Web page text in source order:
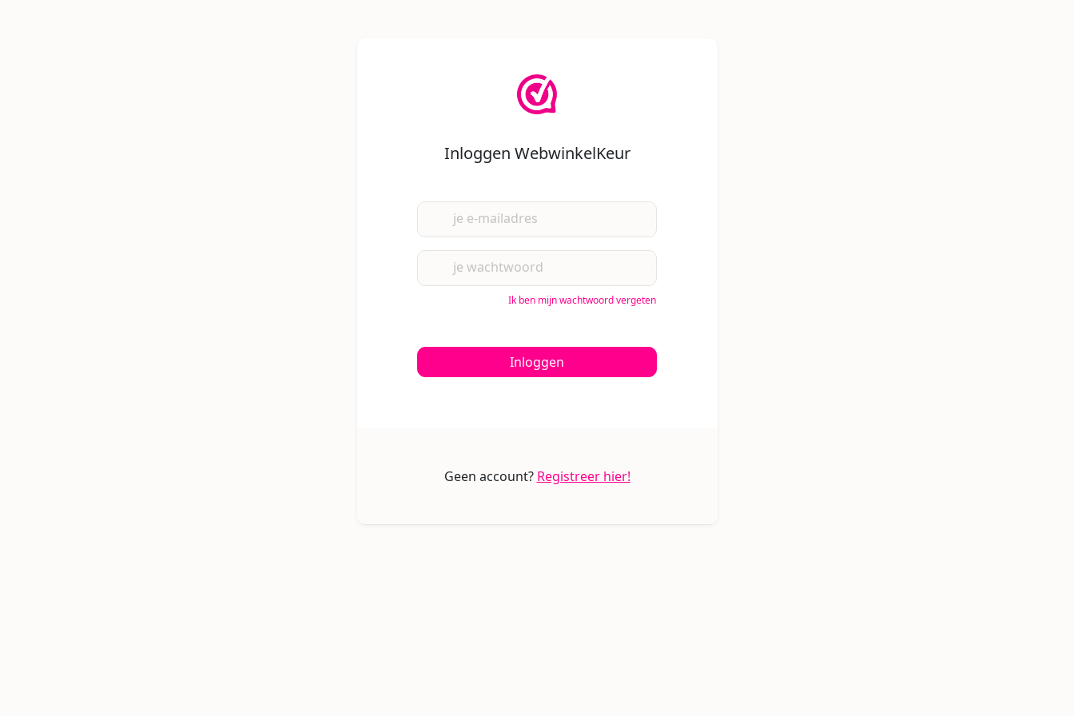
Inloggen WebwinkelKeur
je e-mailadres
je wachtwoord
Ik ben mijn wachtwoord vergeten
Inloggen
Geen account? Registreer hier!